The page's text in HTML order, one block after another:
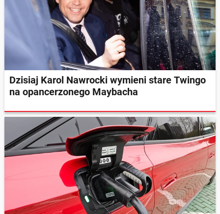
Dzisiaj Karol Nawrocki wymieni stare Twingo
na opancerzonego Maybacha